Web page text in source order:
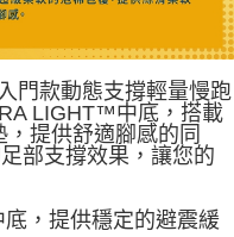
門款動態支撐輕量慢跑
LIGHT™中底，搭載
提供舒適腳感的同
部支撐效果，讓您的
，提供穩定的避震緩